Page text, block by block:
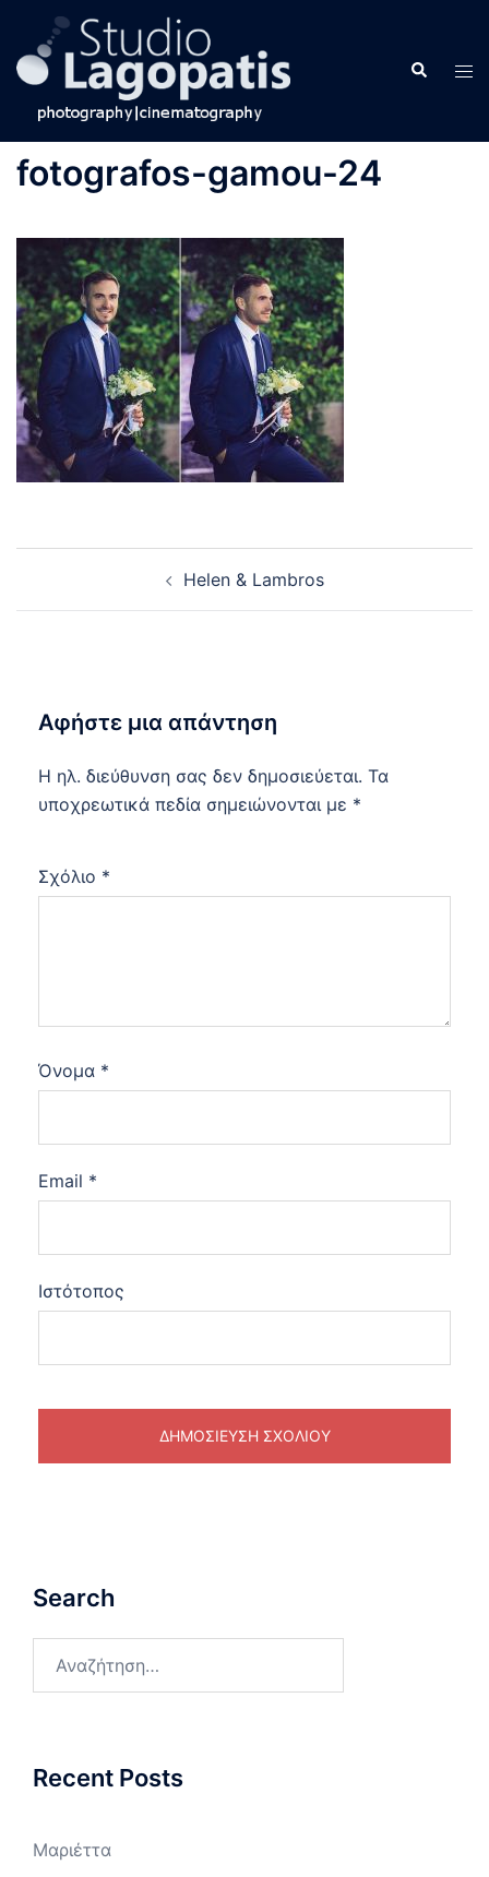
content
Search
fotografos-gamou-24
Helen & Lambros
Αφήστε μια απάντηση
Η ηλ. διεύθυνση σας δεν δημοσιεύεται. Τα
υποχρεωτικά πεδία σημειώνονται με *
Σχόλιο *
Όνομα *
Email *
Ιστότοπος
Search
Recent Posts
Μαριέττα